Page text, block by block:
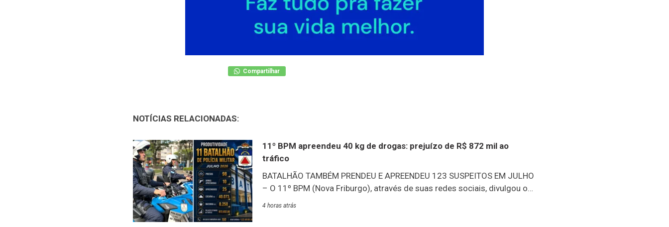
Compartilhar
NOTÍCIAS RELACIONADAS:
11º BPM apreendeu 40 kg de drogas: prejuízo de R$ 872 mil ao
tráfico
BATALHÃO TAMBÉM PRENDEU E APREENDEU 123 SUSPEITOS EM JULHO
– O 11º BPM (Nova Friburgo), através de suas redes sociais, divulgou o
balanço de produtividade de julho: um dos destaques, sem dúvida, foi a
4 horas atrás